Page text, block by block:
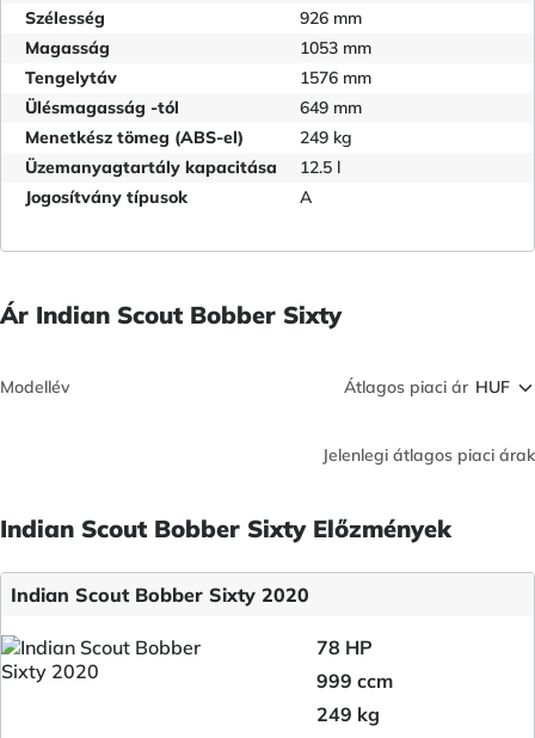
Szélesség
926 mm
Magasság
1053 mm
Tengelytáv
1576 mm
Ülésmagasság -tól
649 mm
Menetkész tömeg (ABS-el)
249 kg
Üzemanyagtartály kapacitása
12.5 l
Jogosítvány típusok
A
Ár Indian Scout Bobber Sixty
Modellév Átlagos piaci ár
Jelenlegi átlagos piaci árak
Indian Scout Bobber Sixty Előzmények
Indian Scout Bobber Sixty 2020
78 HP
999 ccm
249 kg